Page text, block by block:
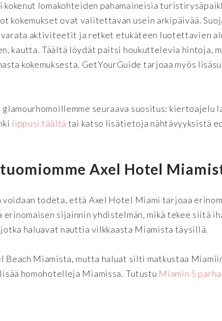
kokenut lomakohteiden pahamaineisia
kokemukset ovat valitettavan usein arkipäivää.
aktiviteetit ja retket etukäteen luotettavien
kautta. Täältä löydät paitsi houkuttelevia hintoja,
kokemuksesta. GetYourGuide tarjoaa myös
glamourhomoillemme seuraava suositus: kiertoajelu
lippusi täältä tai katso lisätietoja nähtävyyksistä
Axel Hotel
todeta, että Axel Hotel Miami tarjoaa
erinomaisen sijainnin yhdistelmän, mikä tekee siitä
haluavat nauttia vilkkaasta Miamista täysillä.
Beach Miamista, mutta haluat silti matkustaa
homohotelleja Miamissa. Tutustu Miamin 5